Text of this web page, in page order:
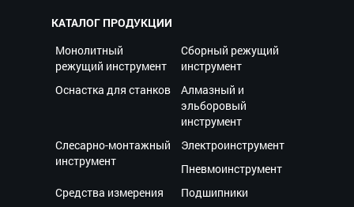
КАТАЛОГ ПРОДУКЦИИ
Монолитный
режущий инструмент
Сборный режущий
инструмент
Оснастка для станков
Алмазный и
эльборовый
инструмент
Слесарно-монтажный
инструмент
Электроинструмент
Пневмоинструмент
Средства измерения
Подшипники